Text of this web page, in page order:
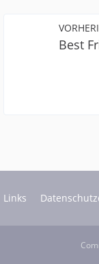
Best
Links